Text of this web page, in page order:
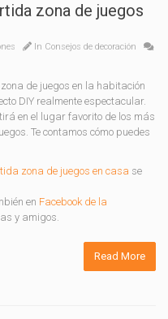
zona de juegos
In Consejos de decoración
de juegos en la habitación
DIY realmente espectacular.
en el lugar favorito de los más
Te contamos cómo puedes
zona de juegos en casa se
en Facebook de la
y amigos.
Read More